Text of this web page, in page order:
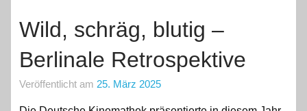
Wild, schräg, blutig –
Berlinale Retrospektive
Veröffentlicht am 25. März 2025